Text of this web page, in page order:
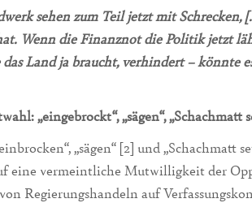
sehen zum Teil jetzt mit
Wenn die Finanznot die Politik jetzt
Land ja braucht, verhindert – könnte
„eingebrockt“, „sägen“, „Schachmatt
„sägen“ [2] und „Schachmatt
eine vermeintliche Mutwilligkeit der
Regierungshandeln auf